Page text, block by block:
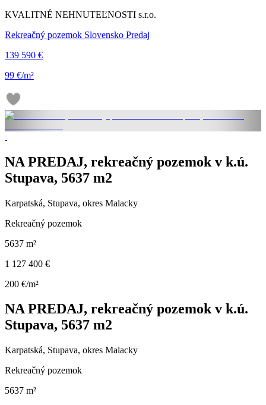
KVALITNÉ NEHNUTEĽNOSTI s.r.o.
Rekreačný pozemok Slovensko Predaj
139 590 €
99 €/m²
NA PREDAJ, rekreačný pozemok v k.ú.
Stupava, 5637 m2
Karpatská, Stupava, okres Malacky
Rekreačný pozemok
5637 m²
1 127 400 €
200 €/m²
NA PREDAJ, rekreačný pozemok v k.ú.
Stupava, 5637 m2
Karpatská, Stupava, okres Malacky
Rekreačný pozemok
5637 m²